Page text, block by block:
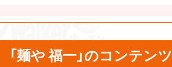
「麺や 福一」のコンテンツ